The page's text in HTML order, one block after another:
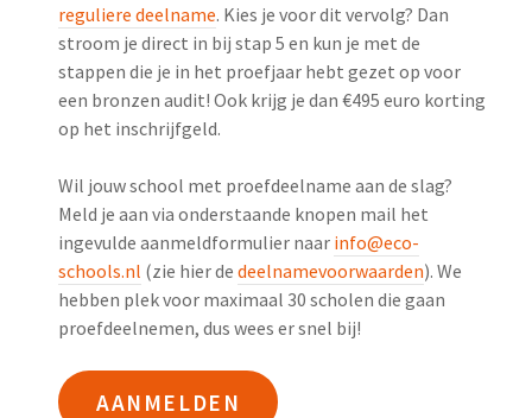
reguliere deelname. Kies je voor dit vervolg? Dan
stroom je direct in bij stap 5 en kun je met de
stappen die je in het proefjaar hebt gezet op voor
een bronzen audit! Ook krijg je dan €495 euro korting
op het inschrijfgeld.
Wil jouw school met proefdeelname aan de slag?
Meld je aan via onderstaande knopen mail het
ingevulde aanmeldformulier naar info@eco-
schools.nl (zie hier de deelnamevoorwaarden). We
hebben plek voor maximaal 30 scholen die gaan
proefdeelnemen, dus wees er snel bij!
AANMELDEN